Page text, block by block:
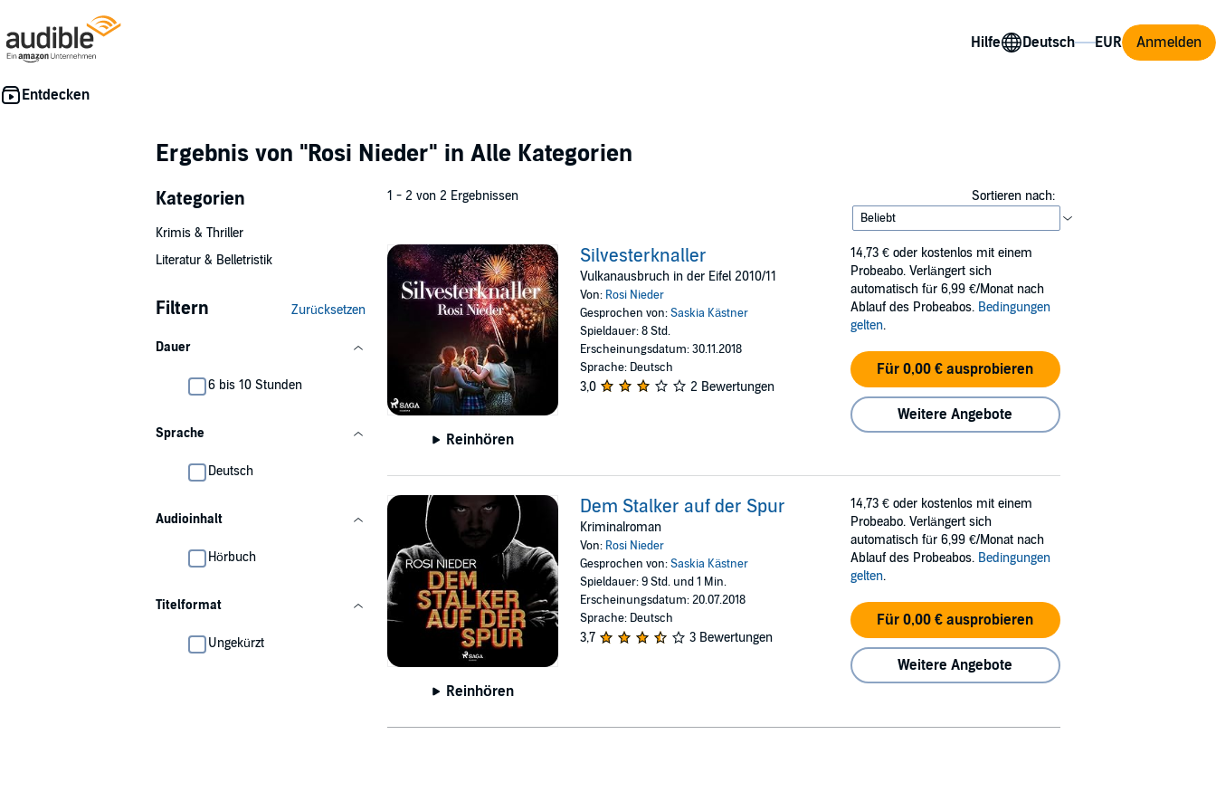
Hilfe Anmelden
Ergebnis von "Rosi Nieder" in Alle Kategorien
Kategorien
Krimis & Thriller
Literatur & Belletristik
Filtern Zurücksetzen
Dauer
6 bis 10 Stunden
Sprache
Deutsch
Audioinhalt
Hörbuch
Titelformat
Ungekürzt
1 - 2 von 2 Ergebnissen Sortieren nach:
Reinhören
Silvesterknaller
Vulkanausbruch in der Eifel 2010/11
Von: Rosi Nieder
Gesprochen von:Saskia Kästner
Spieldauer: 8 Std.
Erscheinungsdatum: 30.11.2018
Sprache: Deutsch
3,0 2 Bewertungen
14,73 € oder kostenlos mit einem
Probeabo. Verlängert sich
automatisch für 6,99 €/Monat nach
Ablauf des Probeabos. Bedingungen
gelten.
Für 0,00 € ausprobieren
Weitere Angebote
Reinhören
Dem Stalker auf der Spur
Kriminalroman
Von: Rosi Nieder
Gesprochen von:Saskia Kästner
Spieldauer: 9 Std. und 1 Min.
Erscheinungsdatum: 20.07.2018
Sprache: Deutsch
3,7 3 Bewertungen
14,73 € oder kostenlos mit einem
Probeabo. Verlängert sich
automatisch für 6,99 €/Monat nach
Ablauf des Probeabos. Bedingungen
gelten.
Für 0,00 € ausprobieren
Weitere Angebote